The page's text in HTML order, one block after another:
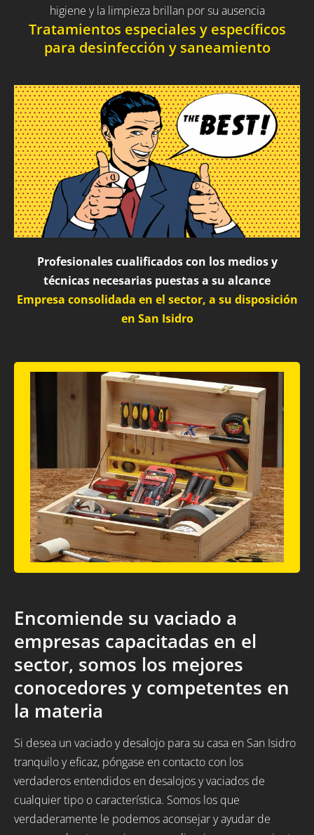
higiene y la limpieza brillan por su ausencia
Tratamientos especiales y específicos
para desinfección y saneamiento
Profesionales cualificados con los medios y
técnicas necesarias puestas a su alcance
Empresa consolidada en el sector, a su disposición
en San Isidro
Encomiende su vaciado a
empresas capacitadas en el
sector, somos los mejores
conocedores y competentes en
la materia
Si desea un vaciado y desalojo para su casa en San Isidro
tranquilo y eficaz, póngase en contacto con los
verdaderos entendidos en desalojos y vaciados de
cualquier tipo o característica. Somos los que
verdaderamente le podemos aconsejar y ayudar de